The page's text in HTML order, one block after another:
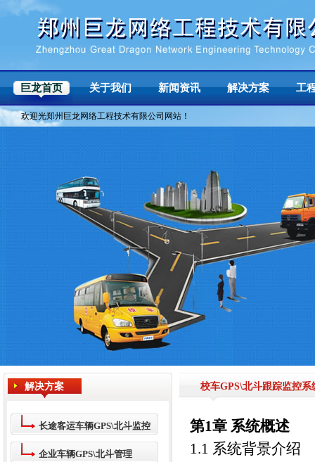
巨龙首页 关于我们 新闻资讯 解决方案 工
欢迎光郑州巨龙网络工程技术有限公司网站！
解决方案
长途客运车辆GPS\北斗监控
系统技术方案
企业车辆GPS\北斗管理
校车GPS\北斗跟踪监控系
第1章 系统概述
1.1 系统背景介绍